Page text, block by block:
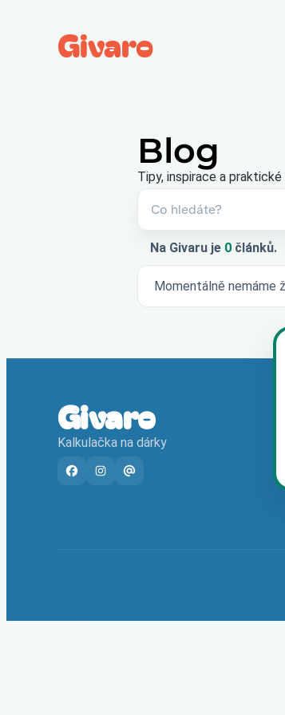
Givaro
Blog
Tipy, inspirace a
Vyhledávání
článků
Na Givaru je 0 článků.
Momentálně nemáme
Givaro
Kalkulačka na dárky